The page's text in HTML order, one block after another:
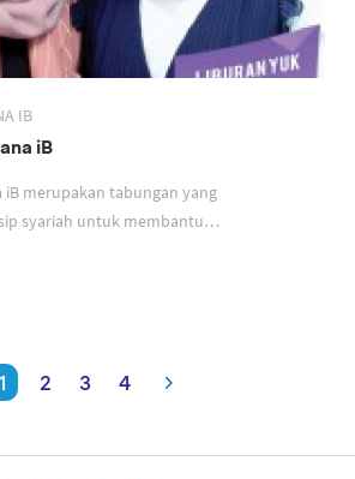
IB
iB
iB merupakan tabungan yang
syariah untuk membantu
1 2 3 4